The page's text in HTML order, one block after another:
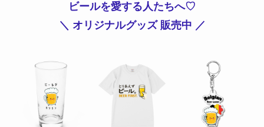
ビールを愛する人たちへ♡
＼ オリジナルグッズ 販売中 ／